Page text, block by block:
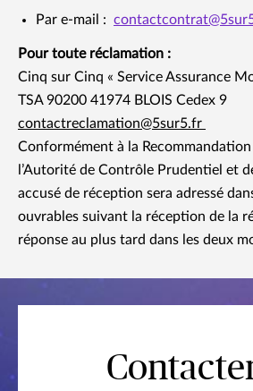
Par e-mail :
Pour toute réclamation :
Cinq sur Cinq « Service Assurance
TSA 90200 41974 BLOIS Cedex 9
contactreclamation@5sur5.fr
Conformément à la
l’Autorité de Contrôle Prudentiel et
accusé de réception sera adressé
ouvrables suivant la réception de la
réponse au plus tard dans les deux